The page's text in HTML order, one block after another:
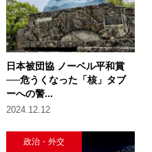
日本被団協 ノーベル平和賞
──危うくなった「核」タブ
ーへの警...
2024.12.12
政治・外交